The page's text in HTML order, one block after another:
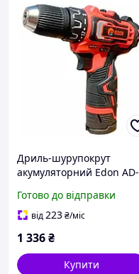
Дриль-шурупокрут
акумуляторний Edon AD-
Діаметр патрона 10 мм
Готово до відправки
від223₴/міс
1 336₴
Купити